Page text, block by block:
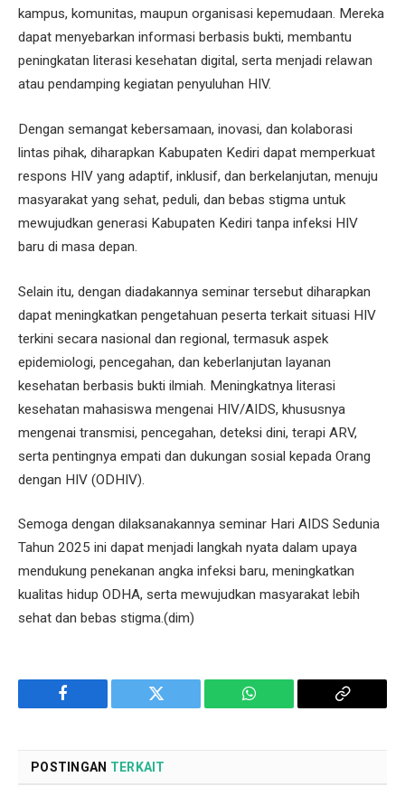
kampus, komunitas, maupun organisasi kepemudaan. Mereka
dapat menyebarkan informasi berbasis bukti, membantu
peningkatan literasi kesehatan digital, serta menjadi relawan
atau pendamping kegiatan penyuluhan HIV.
Dengan semangat kebersamaan, inovasi, dan kolaborasi
lintas pihak, diharapkan Kabupaten Kediri dapat memperkuat
respons HIV yang adaptif, inklusif, dan berkelanjutan, menuju
masyarakat yang sehat, peduli, dan bebas stigma untuk
mewujudkan generasi Kabupaten Kediri tanpa infeksi HIV
baru di masa depan.
Selain itu, dengan diadakannya seminar tersebut diharapkan
dapat meningkatkan pengetahuan peserta terkait situasi HIV
terkini secara nasional dan regional, termasuk aspek
epidemiologi, pencegahan, dan keberlanjutan layanan
kesehatan berbasis bukti ilmiah. Meningkatnya literasi
kesehatan mahasiswa mengenai HIV/AIDS, khususnya
mengenai transmisi, pencegahan, deteksi dini, terapi ARV,
serta pentingnya empati dan dukungan sosial kepada Orang
dengan HIV (ODHIV).
Semoga dengan dilaksanakannya seminar Hari AIDS Sedunia
Tahun 2025 ini dapat menjadi langkah nyata dalam upaya
mendukung penekanan angka infeksi baru, meningkatkan
kualitas hidup ODHA, serta mewujudkan masyarakat lebih
sehat dan bebas stigma.(dim)
Facebook Twitter WhatsApp
Copy
POSTINGAN TERKAIT